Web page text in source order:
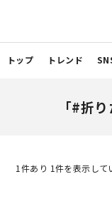
トップ トレンド
「#折
1 件あり 1件を表示して